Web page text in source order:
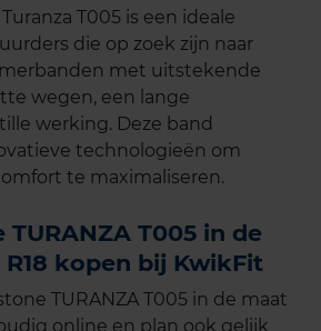
T005 is een ideale
die op zoek zijn naar
met uitstekende
wegen, een lange
werking. Deze band
technologieën om
te maximaliseren.
T005 in de
R18 kopen bij KwikFit
TURANZA T005 in de maat
online en plan ook gelijk